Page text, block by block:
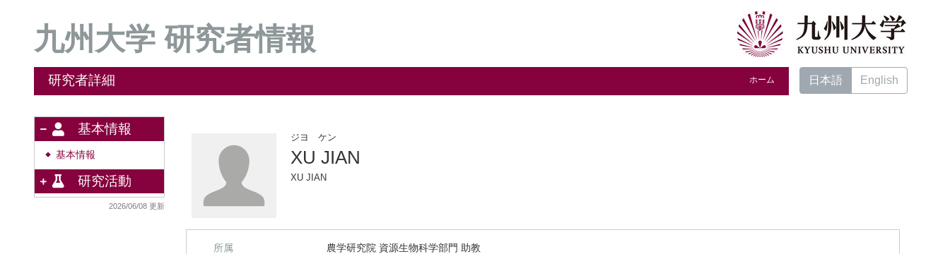
九州大学 研究者情報
研究者詳細 ホーム 日本語 English
基本情報
◆ 基本情報
研究活動
2026/06/08 更新
ジヨ ケン
XU JIAN
XU JIAN
所属 農学研究院 資源生物科学部門 助教